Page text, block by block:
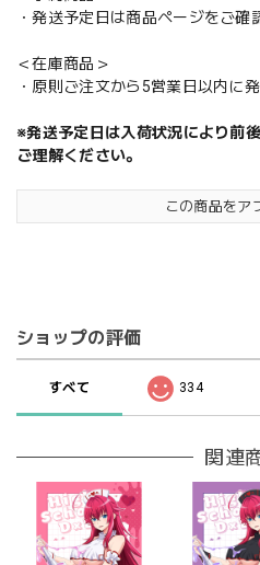
・発送予定日は商品ページをご確
＜在庫商品＞
・原則ご注文から5営業日以内に
※発送予定日は入荷状況により前
ご理解ください。
この商品をア
ショップの評価
すべて 334
関連